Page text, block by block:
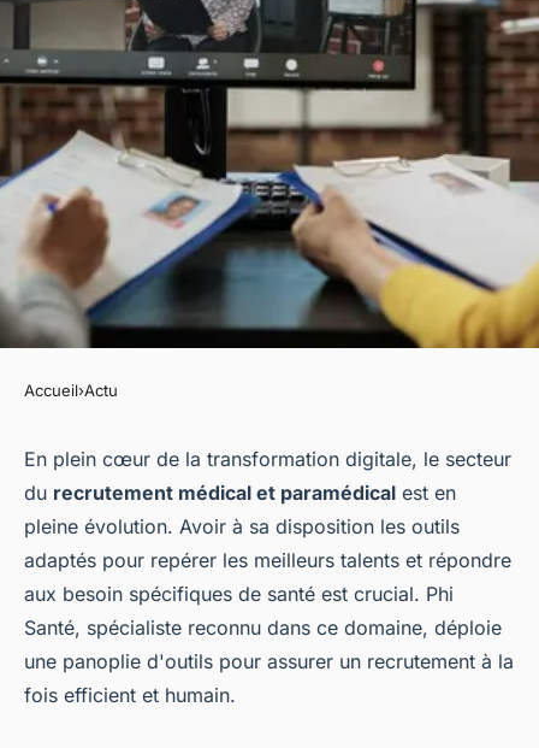
Quels sont les outils utilisés
pour rendre efficient le
recrutement sur Phi Santé ?
jeannot•19 janvier 2024•2 min de lecture
Accueil›Actu
En plein cœur de la transformation digitale, le secteur
du recrutement médical et paramédical est en
pleine évolution. Avoir à sa disposition les outils
adaptés pour repérer les meilleurs talents et répondre
aux besoin spécifiques de santé est crucial. Phi
Santé, spécialiste reconnu dans ce domaine, déploie
une panoplie d'outils pour assurer un recrutement à la
fois efficient et humain.